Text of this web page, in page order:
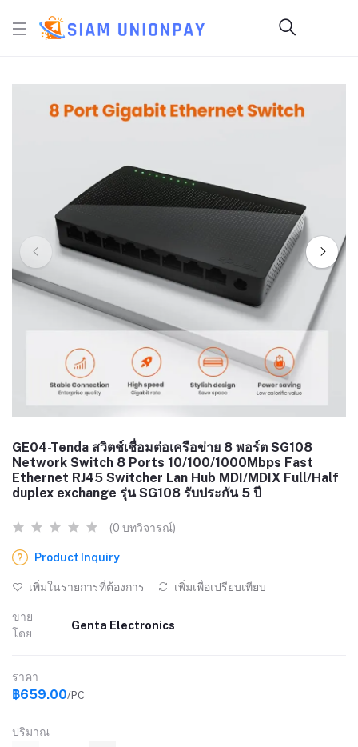
GE04-Tenda สวิตช์เชื่อมต่อเครือข่าย 8 พอร์ต SG108
Network Switch 8 Ports 10/100/1000Mbps Fast
Ethernet RJ45 Switcher Lan Hub MDI/MDIX Full/Half
duplex exchange รุ่น SG108 รับประกัน 5 ปี
(0 บทวิจารณ์)
Product Inquiry
เพิ่มในรายการที่ต้องการ เพิ่มเพื่อเปรียบเทียบ
ขาย
โดย
Genta Electronics
ราคา
฿659.00/PC
ปริมาณ